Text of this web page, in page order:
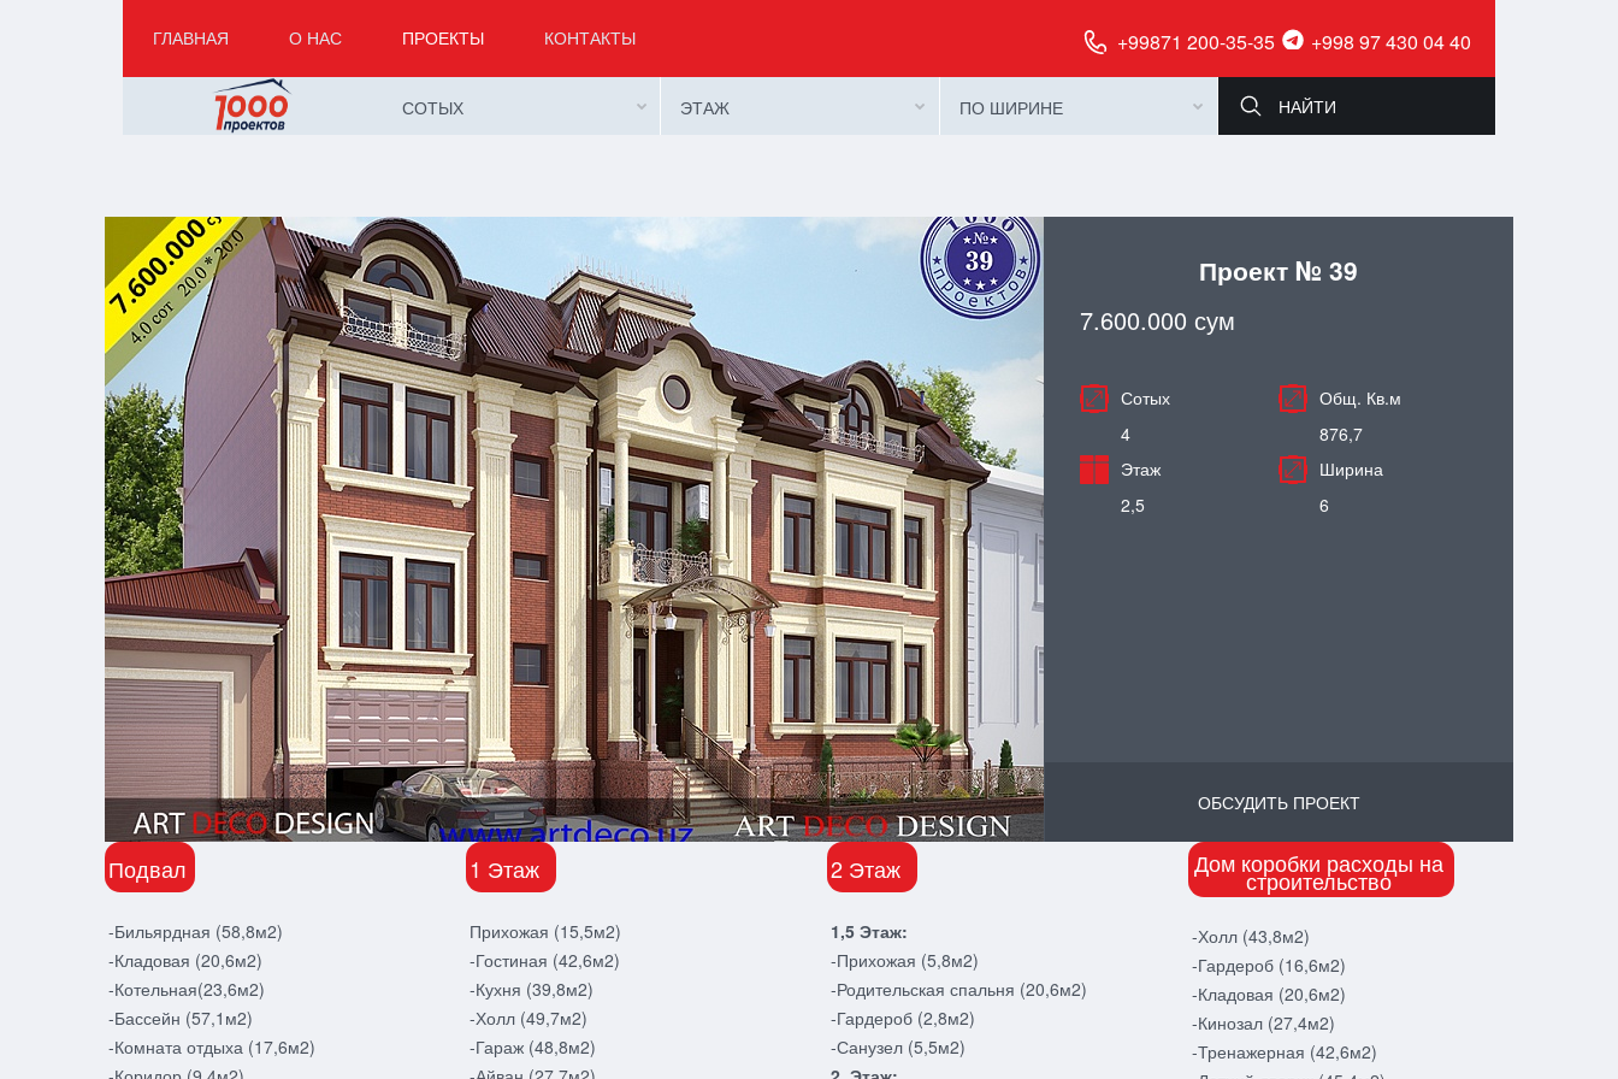
ГЛАВНАЯ О НАС ПРОЕКТЫ КОНТАКТЫ +99871 200-35-35 +998 97 430 04 40
СОТЫХ ЭТАЖ ПО ШИРИНЕ
Проект № 39
7.600.000 сум
Сотых
4
Общ. Кв.м
876,7
Этаж
2,5
Ширина
6
ОБСУДИТЬ ПРОЕКТ
Подвал
-Бильярдная (58,8м2)
-Кладовая (20,6м2)
-Котельная(23,6м2)
-Бассейн (57,1м2)
-Комната отдыха (17,6м2)
1 Этаж
Прихожая (15,5м2)
-Гостиная (42,6м2)
-Кухня (39,8м2)
-Холл (49,7м2)
-Гараж (48,8м2)
2 Этаж
1,5 Этаж:
-Прихожая (5,8м2)
-Родительская спальня (20,6м2)
-Гардероб (2,8м2)
-Санузел (5,5м2)
Дом коробки расходы на
строительство
-Холл (43,8м2)
-Гардероб (16,6м2)
-Кладовая (20,6м2)
-Кинозал (27,4м2)
-Тренажерная (42,6м2)